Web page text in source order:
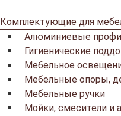
Комплектующие для
Алюминиевые
Гигиенические
Мебельное
Мебельные опоры,
Мебельные ручки
Мойки, смесители и